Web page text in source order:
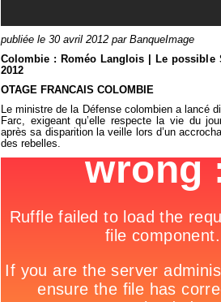
publiée le 30 avril 2012 par BanqueImage
Colombie : Roméo Langlois | Le possible
2012
OTAGE FRANCAIS COLOMBIE
Le ministre de la Défense colombien a lancé
Farc, exigeant qu’elle respecte la vie du
après sa disparition la veille lors d’un
des rebelles.